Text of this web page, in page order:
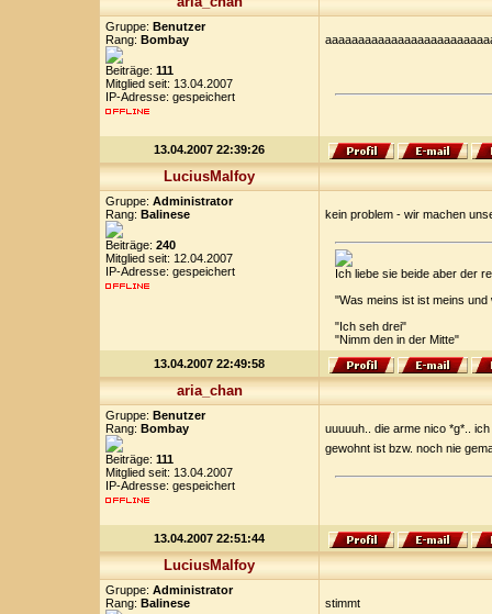
Gruppe: Benutzer
Rang: Bombay
Beiträge: 111
Mitglied seit: 13.04.2007
IP-Adresse: gespeichert
13.04.2007 22:39:26
LuciusMalfoy
Gruppe: Administrator
Rang: Balinese
Beiträge: 240
Mitglied seit: 12.04.2007
IP-Adresse: gespeichert
kein problem - wir machen
Ich liebe sie beide aber der
"Was meins ist ist meins
"Ich seh drei"
"Nimm den in der Mitte"
13.04.2007 22:49:58
aria_chan
Gruppe: Benutzer
Rang: Bombay
Beiträge: 111
Mitglied seit: 13.04.2007
IP-Adresse: gespeichert
uuuuuh.. die arme nico *g*..
gewohnt ist bzw. noch nie
13.04.2007 22:51:44
LuciusMalfoy
Gruppe: Administrator
Rang: Balinese
stimmt